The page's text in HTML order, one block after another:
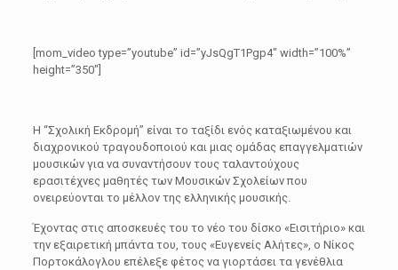
[mom_video type=”youtube” id=”yJsQgT1Pgp4″ width=”100%”
height=”350″]
Η “Σχολική Εκδρομή” είναι το ταξίδι ενός καταξιωμένου και
διαχρονικού τραγουδοποιού και μιας ομάδας επαγγελματιών
μουσικών για να συναντήσουν τους ταλαντούχους
ερασιτέχνες μαθητές των Μουσικών Σχολείων που
ονειρεύονται το μέλλον της ελληνικής μουσικής.
Έχοντας στις αποσκευές του το νέο του δίσκο «Εισιτήριο»και
την εξαιρετική μπάντα του, τους «Ευγενείς Αλήτες», ο Νίκος
Πορτοκάλογλου επέλεξε φέτος να γιορτάσει τα γενέθλια